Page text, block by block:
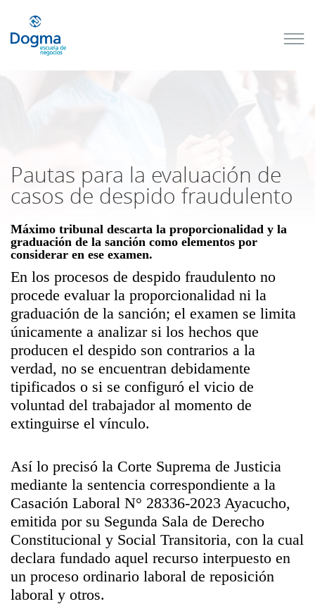
Pautas para la evaluación de
casos de despido fraudulento
Máximo tribunal descarta la proporcionalidad y la
graduación de la sanción como elementos por
considerar en ese examen.
En los procesos de despido fraudulento no
procede evaluar la proporcionalidad ni la
graduación de la sanción; el examen se limita
únicamente a analizar si los hechos que
producen el despido son contrarios a la
verdad, no se encuentran debidamente
tipificados o si se configuró el vicio de
voluntad del trabajador al momento de
extinguirse el vínculo.
Así lo precisó la Corte Suprema de Justicia
mediante la sentencia correspondiente a la
Casación Laboral N° 28336-2023 Ayacucho,
emitida por su Segunda Sala de Derecho
Constitucional y Social Transitoria, con la cual
declara fundado aquel recurso interpuesto en
un proceso ordinario laboral de reposición
laboral y otros.
próximos
Más Cursos